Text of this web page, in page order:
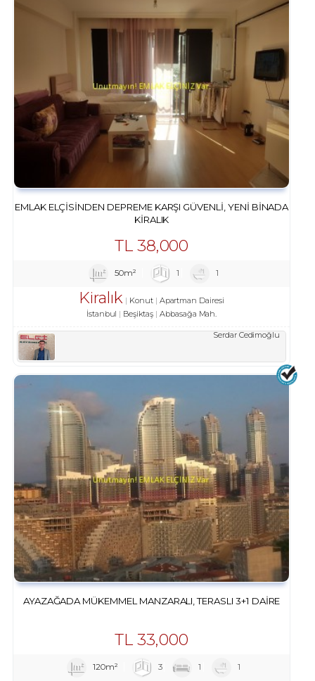
EMLAK ELÇISINDEN DEPREME KARŞI GÜVENLI, YENI BINADA
KIRALIK
TL38,000
50m² 1 1
Kiralık Konut
Apartman Dairesi
İstanbul
Beşiktaş Abbasağa Mah.
Serdar Cedimoğlu
AYAZAĞADA MÜKEMMEL MANZARALI, TERASLI 3+1 DAIRE
TL 33,000
120m² 3 1 1